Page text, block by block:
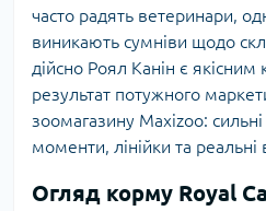
часто радять ветеринари,
виникають сумніви щодо
дійсно Роял Канін є
результат потужного
зоомагазину Maxizoo: сильні
моменти, лінійки та реальні
Огляд корму Royal